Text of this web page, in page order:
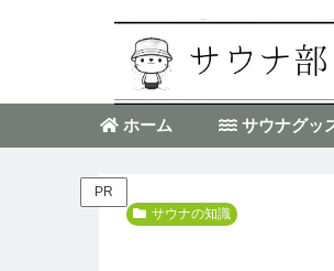
ホーム サウナグッ
PR
サウナの知識